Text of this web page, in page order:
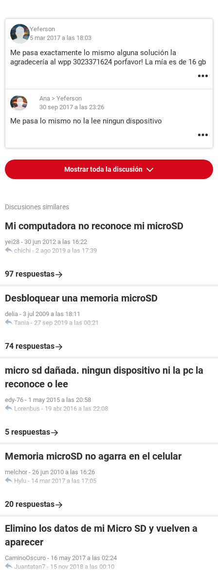
Yeferson
5 mar 2017 a las 18:03
Me pasa exactamente lo mismo alguna solución la
agradecería al wpp 3023371624 porfavor! La mía es de 16 gb
Ana > Yeferson
30 sep 2017 a las 23:26
Me pasa lo mismo no la lee ningun dispositivo
Mostrar toda la discusión
Discusiones similares
Mi computadora no reconoce mi microSD
yei28 - 30 jun 2012 a las 16:22
chichi - 2 ago 2019 a las 17:39
97 respuestas
Desbloquear una memoria microSD
delia - 3 jul 2009 a las 18:11
Tania - 27 sep 2019 a las 00:21
74 respuestas
micro sd dañada. ningun dispositivo ni la pc la
reconoce o lee
edy-76 - 1 may 2015 a las 20:58
Lorenbus - 19 abr 2016 a las 22:08
5 respuestas
Memoria microSD no agarra en el celular
melchor - 26 jun 2010 a las 16:26
Hylu - 14 mar 2017 a las 17:05
20 respuestas
Elimino los datos de mi Micro SD y vuelven a
aparecer
CaminoOscuro - 16 may 2017 a las 02:24
Juantatan7 - 15 nov 2018 a las 00:10